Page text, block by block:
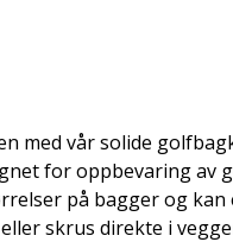
med vår solide
for oppbevaring av
på bagger og kan
skrus direkte i